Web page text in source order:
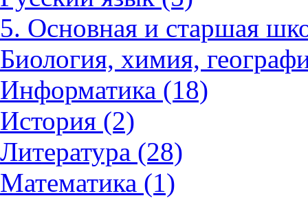
5. Основная и старшая
Биология, химия,
Информатика (18)
История (2)
Литература (28)
Математика (1)